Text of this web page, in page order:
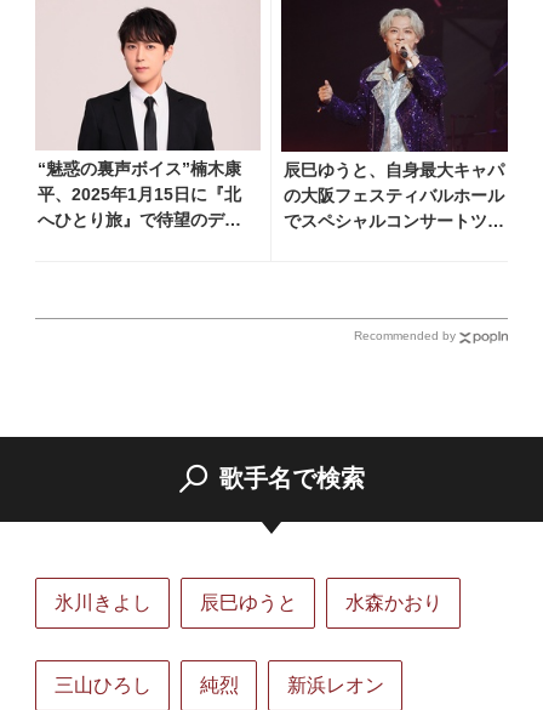
“魅惑の裏声ボイス”楠木康
平、2025年1月15日に『北
へひとり旅』で待望のデビ
辰巳ゆうと、自身最大キャパ
の大阪フェスティバルホール
でスペシャルコンサートツア
Recommended by
歌手名で検索
氷川きよし 辰巳ゆうと 水森かおり
三山ひろし 純烈 新浜レオン